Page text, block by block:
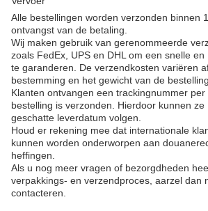
Alle bestellingen worden verzonden binnen
ontvangst van de betaling.
Wij maken gebruik van gerenommeerde
zoals FedEx, UPS en DHL om een snelle
te garanderen. De verzendkosten variëren
bestemming en het gewicht van de bestelling.
Klanten ontvangen een trackingnummer
bestelling is verzonden. Hierdoor kunnen
geschatte leverdatum volgen.
Houd er rekening mee dat internationale
kunnen worden onderworpen aan
heffingen.
Als u nog meer vragen of bezorgdheden
verpakkings- en verzendproces, aarzel dan
contacteren.